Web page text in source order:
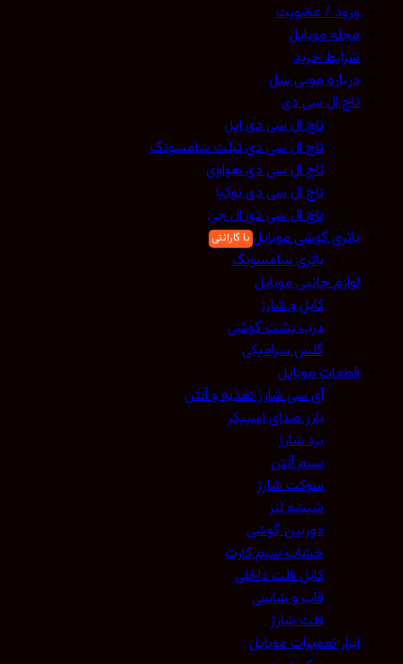
ورود / عضویت
مجله موبایل
شرایط خرید
درباره موبی سل
تاچ ال سی دی
تاچ ال سی دی اپل
تاچ ال سی دی تبلت سامسونگ
تاچ ال سی دی هواوی
تاچ ال سی دی نوکیا
تاچ ال سی دی ال جی
باتری گوشی موبایل
باتری سامسونگ
لوازم جانبی موبایل
کابل و شارژ
درب پشت گوشی
گلس سرامیکی
قطعات موبایل
آی سی شارژ تغذیه و آنتن
بازر صدای اسپیکر
برد شارژ
سیم آنتن
سوکت شارژ
شیشه لنز
دوربین گوشی
خشاب سیم کارت
کابل فلت داخلی
قاب و شاسی
فلت شارژ
ابزار تعمیرات موبایل